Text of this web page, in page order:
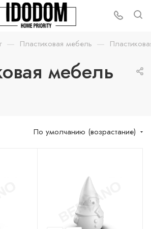
— Пластиковая мебель —
мебель
По умолчанию (возрастание)